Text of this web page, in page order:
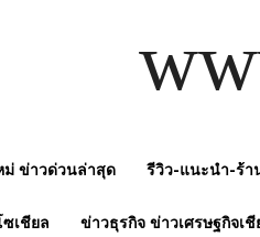
ม่ ข่าวด่วนล่าสุด รีวิว-แนะนำ-ร้า
ซเชียล ข่าวธุรกิจ ข่าวเศรษฐกิจเชี